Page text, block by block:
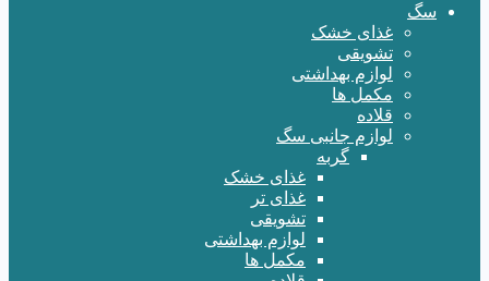
سگ
غذای خشک
تشویقی
لوازم بهداشتی
مکمل ها
قلاده
لوازم جانبی سگ
گربه
غذای خشک
غذای تر
تشویقی
لوازم بهداشتی
مکمل ها